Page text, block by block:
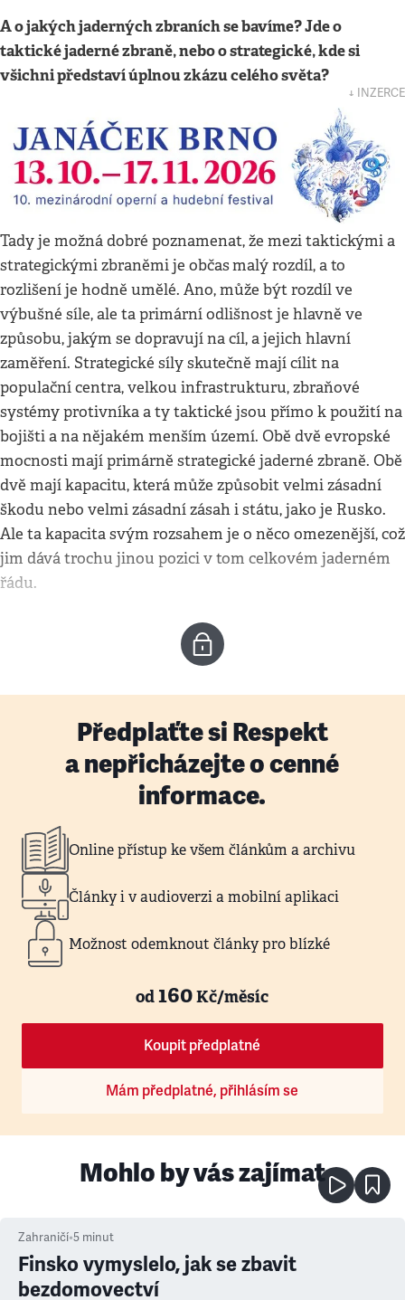
A o jakých jaderných zbraních se bavíme? Jde o
taktické jaderné zbraně, nebo o strategické, kde si
všichni představí úplnou zkázu celého světa?
↓ INZERCE
Tady je možná dobré poznamenat, že mezi taktickými a
strategickými zbraněmi je občasmalý rozdíl, a to
rozlišení je hodně umělé. Ano, může být rozdíl ve
výbušné síle, ale ta primární odlišnost je hlavně ve
způsobu, jakým se dopravují na cíl, a jejich hlavní
zaměření. Strategické síly skutečně mají cílit na
populační centra, velkou infrastrukturu, zbraňové
systémy protivníka a ty taktické jsou přímo k použití na
bojišti a na nějakém menším území. Obě dvě evropské
mocnosti mají primárně strategické jaderné zbraně. Obě
dvě mají kapacitu, která může způsobit velmi zásadní
škodu nebo velmi zásadní zásah i státu, jako je Rusko.
Ale ta kapacita svým rozsahem je o něco omezenější, což
jim dává trochu jinou pozici v tom celkovém jaderném
řádu.
Předplaťte si Respekt
a nepřicházejte o cenné
informace.
Online přístup ke všem článkům a archivu
Články i v audioverzi a mobilní aplikaci
Možnost odemknout články pro blízké
od160Kč/měsíc
Koupit předplatné
Mám předplatné, přihlásím se
Mohlo by vás zajímat
Zahraničí•5 minut
Finsko vymyslelo, jak se zbavit
bezdomovectví